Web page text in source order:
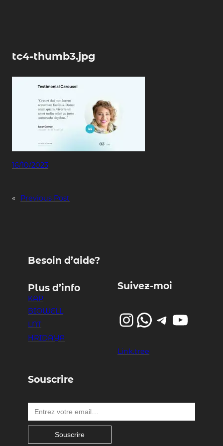
tc4-thumb3.jpg
16/10/2023
« Previous Post
Besoin d’aide?
Plus d’info
KAP
BIOWELL
LNT
HRIDAYA
Suivez-moi
InstagramWhatsApp Telegram YouTube
Link.tree
Souscrire
Entrez votre email…
Souscrire